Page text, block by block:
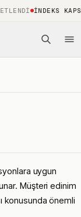
İNDEKS KAPSAMI:
uygun
Müşteri edinim
konusunda önemli